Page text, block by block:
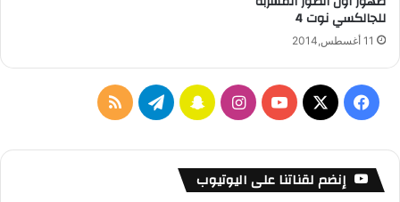
للجالكسي نوت 4
11 أغسطس,2014
فيسبوك
‫X
‫YouTubeانستقرامسناب تيلقرامملخص
إنضم لقناتنا على اليوتيوب